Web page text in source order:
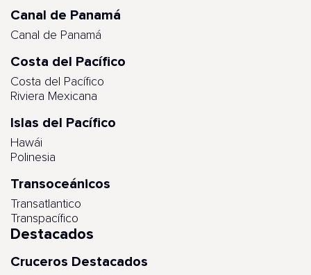
Canal de Panamá
Canal de Panamá
Costa del Pacífico
Costa del Pacífico
Riviera Mexicana
Islas del Pacífico
Hawái
Polinesia
Transoceánicos
Transatlantico
Transpacífico
Destacados
Cruceros Destacados